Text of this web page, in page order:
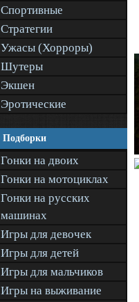
Спортивные
Стратегии
Ужасы (Хорроры)
Шутеры
Экшен
Эротические
Подборки
Гонки на двоих
Гонки на мотоциклах
Гонки на русских
машинах
Игры для девочек
Игры для детей
Игры для мальчиков
Игры на выживание